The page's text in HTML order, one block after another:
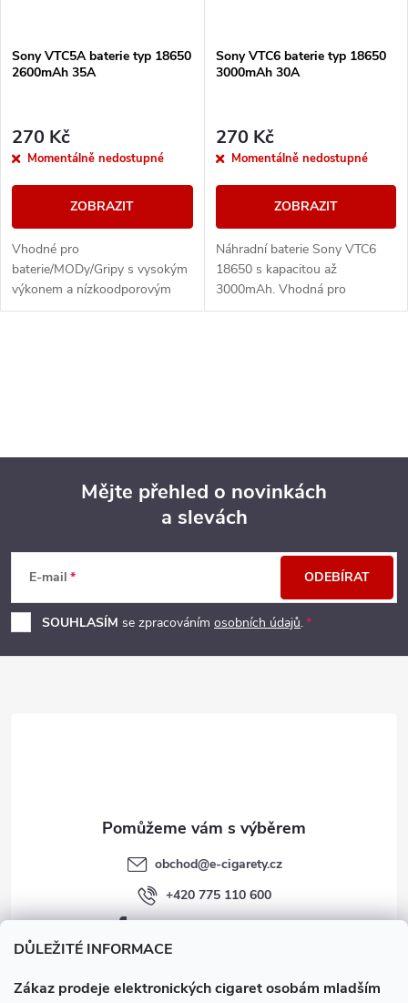
DŮLEŽITÉ INFORMACE
Zákaz prodeje elektronických cigaret osobám mladším
Sony VTC5A baterie typ 18650
2600mAh 35A
270 Kč
Momentálně nedostupné
ZOBRAZIT
Vhodné pro
baterie/MODy/Gripy s vysokým
výkonem a nízkoodporovým
atomizerem. Při plném nabití
Sony VTC6 baterie typ 18650
3000mAh 30A
270 Kč
Momentálně nedostupné
ZOBRAZIT
Náhradní baterie Sony VTC6
18650 s kapacitou až
3000mAh. Vhodná pro
elektronické cigarety
a
í
p
p
i
s
p
a
Mějte přehled o novinkách
a slevách
E-mail
SOUHLASÍM se zpracováním osobních údajů.
ODEBÍRAT
obchod@e-cigarety.cz
+420 775 110 600
facebook.com/e-cigarety.cz